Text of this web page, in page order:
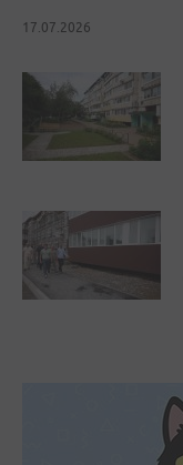
17.07.2026